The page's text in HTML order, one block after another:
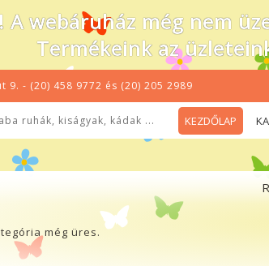
A webáruház még nem
Termékeink az
9. - (20) 458 9772 és (20) 205 2989
KEZDŐLAP
ruhák, kiságyak, kádak ...
még üres.